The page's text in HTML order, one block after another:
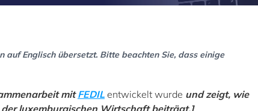
Englisch übersetzt. Bitte beachten Sie, dass einige
mitFEDIL entwickelt wurde und zeigt, wie
luxemburgischen Wirtschaft beiträgt.]